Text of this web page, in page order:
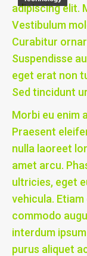
adipiscing elit.
Vestibulum
Curabitur
Suspendisse
eget erat non
Sed tincidunt
Morbi eu enim
Praesent
nulla laoreet
amet arcu.
ultricies, eget
vehicula.
commodo
interdum
purus aliquet